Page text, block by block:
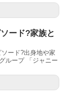
ード?家族と
ード?出身地や家
ループ 「ジャニー